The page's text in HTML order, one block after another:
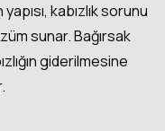
kabızlık sorunu
sunar. Bağırsak
giderilmesine